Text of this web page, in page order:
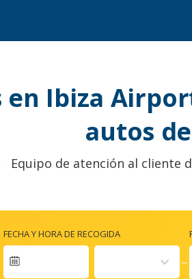
en Ibiza
autos
Equipo de atención al cliente
FECHA Y HORA DE RECOGIDA